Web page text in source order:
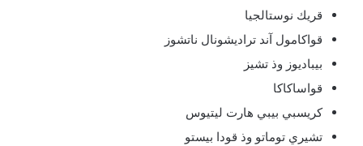
قريك نوستالجيا
قواكامول آند تراديشونال ناتشوز
بيباديوز وذ تشيز
قواساكاكا
كريسبي بيبي هارت ليتيوس
تشيري توماتو وذ قودا بيستو